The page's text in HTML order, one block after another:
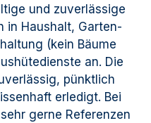
und zuverlässige
in Haushalt, Garten-
(kein Bäume
an. Die
pünktlich
erledigt. Bei
gerne Referenzen